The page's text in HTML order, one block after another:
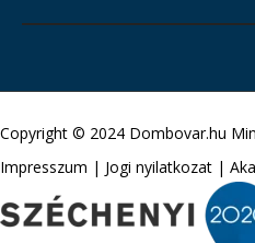
Copyright © 2024 Dombovar.hu
Impresszum | Jogi nyilatkozat |